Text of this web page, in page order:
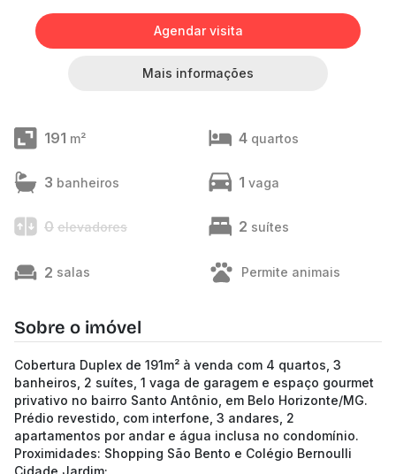
Agendar visita
Mais informações
191 m² 4 quartos
3 banheiros 1 vaga
0 elevadores 2 suítes
2 salas Permite animais
Sobre o imóvel
Cobertura Duplex de 191m² à venda com 4 quartos, 3
banheiros, 2 suítes, 1 vaga de garagem e espaço gourmet
privativo no bairro Santo Antônio, em Belo Horizonte/MG.
Prédio revestido, com interfone, 3 andares, 2
apartamentos por andar e água inclusa no condomínio.
Proximidades: Shopping São Bento e Colégio Bernoulli
Cidade Jardim;